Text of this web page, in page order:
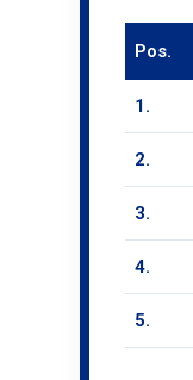
Pos.
1.
2.
3.
4.
5.